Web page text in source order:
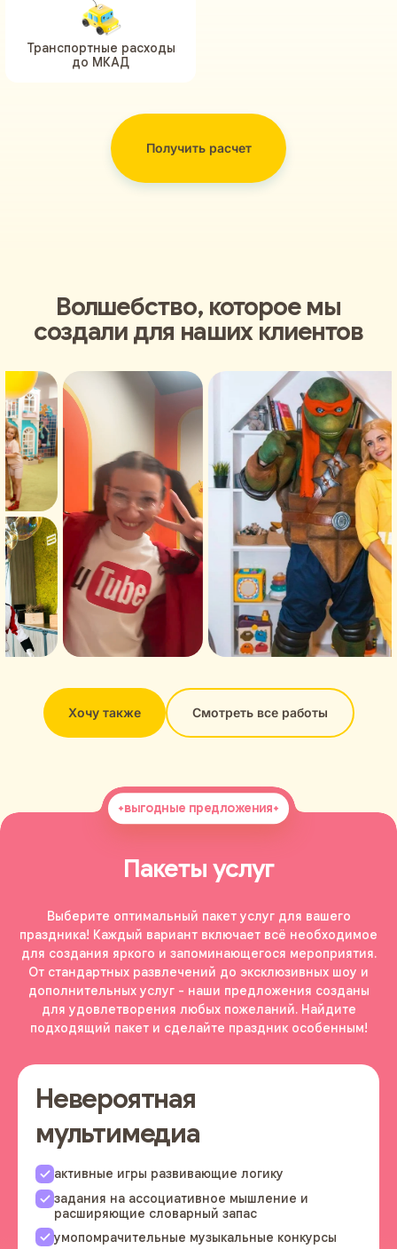
Транспортные расходы
до МКАД
Получить расчет
Волшебство, которое мы
создали для наших клиентов
Хочу также Смотреть все работы
выгодные предложения
Пакеты услуг
Выберите оптимальный пакет услуг для вашего
праздника! Каждый вариант включает всё необходимое
для создания яркого и запоминающегося мероприятия.
От стандартных развлечений до эксклюзивных шоу и
дополнительных услуг - наши предложения созданы
для удовлетворения любых пожеланий. Найдите
подходящий пакет и сделайте праздник особенным!
Невероятная
мультимедиа
активные игры развивающие логику
задания на ассоциативное мышление и
расширяющие словарный запас
умопомрачительные музыкальные конкурсы